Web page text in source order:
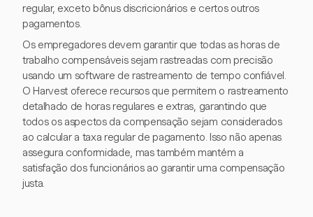
regular, exceto bônus discricionários e certos outros
pagamentos.
Os empregadores devem garantir que todas as horas de
trabalho compensáveis sejam rastreadas com precisão
usando um software de rastreamento de tempo confiável.
O Harvest oferece recursos que permitem o rastreamento
detalhado de horas regulares e extras, garantindo que
todos os aspectos da compensação sejam considerados
ao calcular a taxa regular de pagamento. Isso não apenas
assegura conformidade, mas também mantém a
satisfação dos funcionários ao garantir uma compensação
justa.